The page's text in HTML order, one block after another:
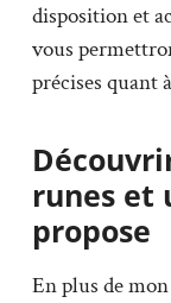
disposition et
vous
précises quant
runes et
propose
En plus de